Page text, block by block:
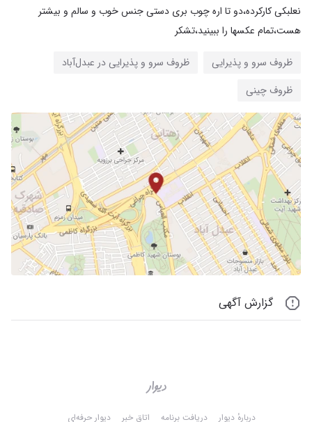
نعلبکی کارکرده،دو تا اره چوب بری دستی جنس خوب و سالم و بیشتر
هست،تمام عکسها را ببینید،تشکر
ظروف سرو و پذیرایی
ظروف سرو و پذیرایی در عبدل‌آباد
ظروف چینی
گزارش آگهی
دربارهٔ دیوار دریافت برنامه اتاق خبر دیوار حرفه‌ای